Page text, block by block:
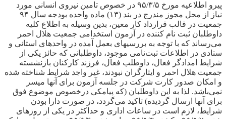
پیرو اطلاعیه مورخ ۹۵/۳/۵ در خصوص تامین نیروی انسانی مورد
نیاز از محل مجوز مندرج در بند (۱۳) ماده واحده بودجه سال ۹۴
جمعیت در قالب قرارداد کار معین، بدین وسیله به اطلاع کلیه
داوطلبان ثبت نام کننده در آزمون استخدامی جمعیت هلال احمر
می‌رساند که با توجه به بررسیهای بعمل آمده در واحدهای استانی و
ستادی در اطلاعات ثبت‌نامی موجود، داوطلبانی که حائز یکی از
شرایط امدادگر فعال، داوطلب فعال، فرزند کارکنان بازنشسته
جمعیت هلال احمر و ایثارگران نبودند، غیر واجد شرایط شناخته شده
و امکان صدور کارت شرکت در جلسه آزمون برای آنها میسر
نمی‌باشد. لذا به این داوطلبان (که پیامکی درخصوص موضوع فوق
برای آنها ارسال گردیده) تاکید می‌گردد، در صورت دارا بودن
شرایط، لازم است در ساعات اداری و حداکثر در یکی از روزهای